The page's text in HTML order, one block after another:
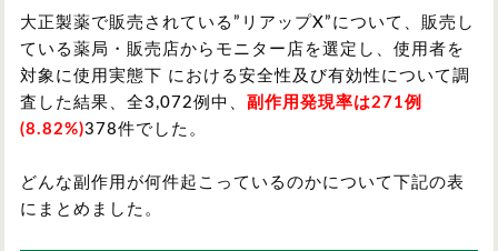
大正製薬で販売されている”リアップX”について、販売し
ている薬局・販売店からモニター店を選定し、使用者を
対象に使用実態下 における安全性及び有効性について調
査した結果、全3,072例中、 副作用発現率は271例
(8.82%)378件でした。
どんな副作用が何件起こっているのかについて下記の表
にまとめました。